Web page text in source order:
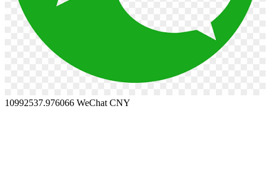
10992537.976066 WeChat CNY